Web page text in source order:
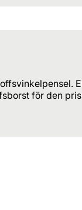
för den